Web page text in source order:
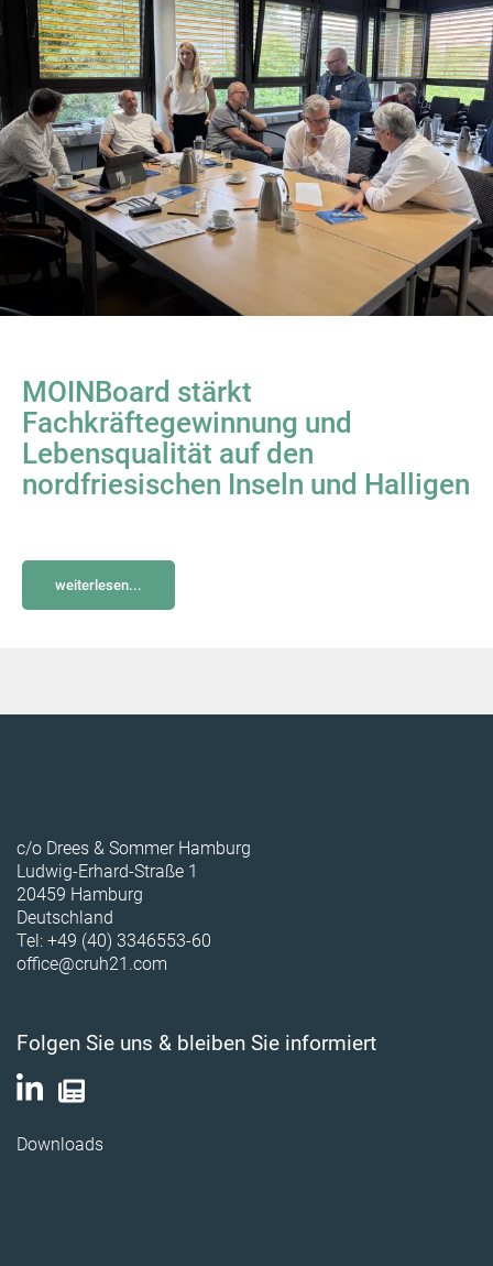
MOINBoard stärkt
Fachkräftegewinnung und
Lebensqualität auf den
nordfriesischen Inseln und Halligen
weiterlesen...
c/o Drees & Sommer Hamburg
Ludwig-Erhard-Straße 1
20459 Hamburg
Deutschland
Tel: +49 (40) 3346553-60
office@cruh21.com
Folgen Sie uns & bleiben Sie informiert
Downloads